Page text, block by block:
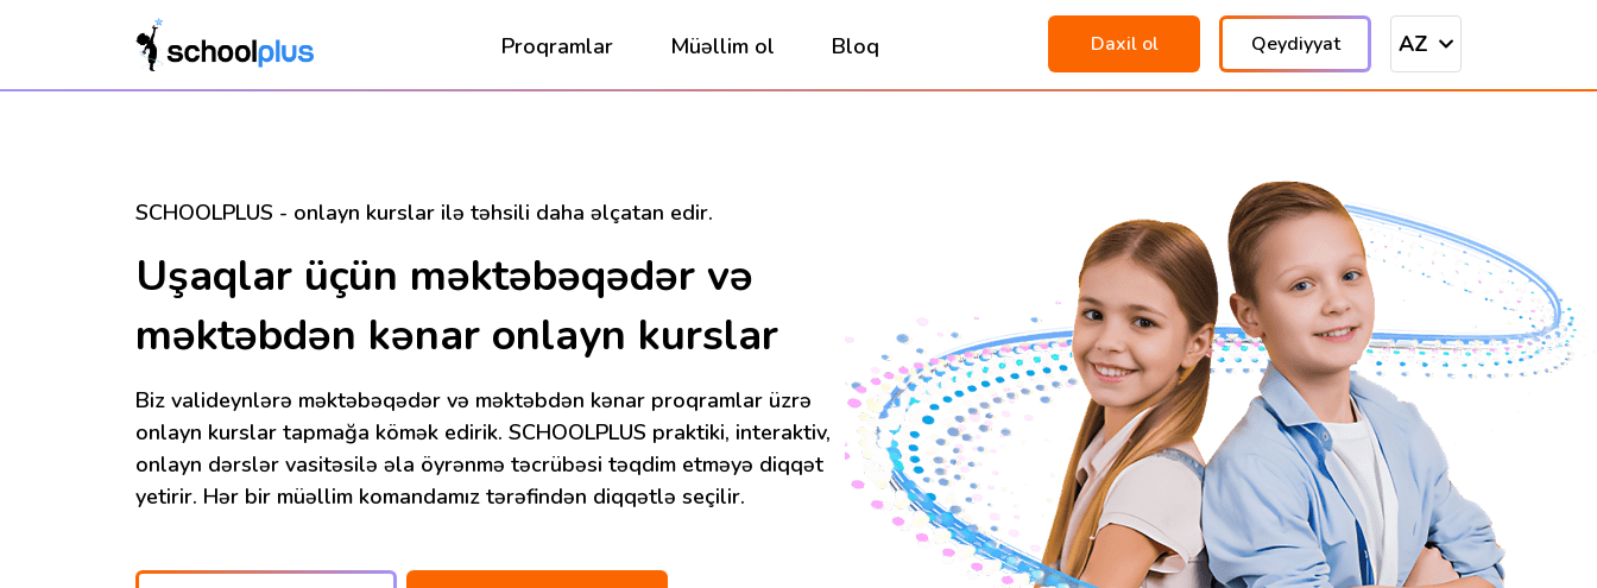
Proqramlar Müəllim ol Bloq Daxil ol Qeydiyyat AZ
SCHOOLPLUS - onlayn kurslar ilə təhsili daha əlçatan edir.
Uşaqlar üçün məktəbəqədər və
məktəbdən kənar onlayn kurslar
Biz valideynlərə məktəbəqədər və məktəbdən kənar proqramlar üzrə
onlayn kurslar tapmağa kömək edirik. SCHOOLPLUS praktiki, interaktiv,
onlayn dərslər vasitəsilə əla öyrənmə təcrübəsi təqdim etməyə diqqət
yetirir. Hər bir müəllim komandamız tərəfindən diqqətlə seçilir.